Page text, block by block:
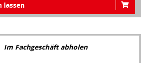
lassen
Im Fachgeschäft abholen